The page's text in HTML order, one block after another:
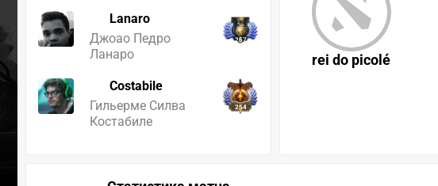
Lanaro
Джоао Педро
Ланаро
257
Costabile
Гильерме Силва
Костабиле
254
rei do picolé